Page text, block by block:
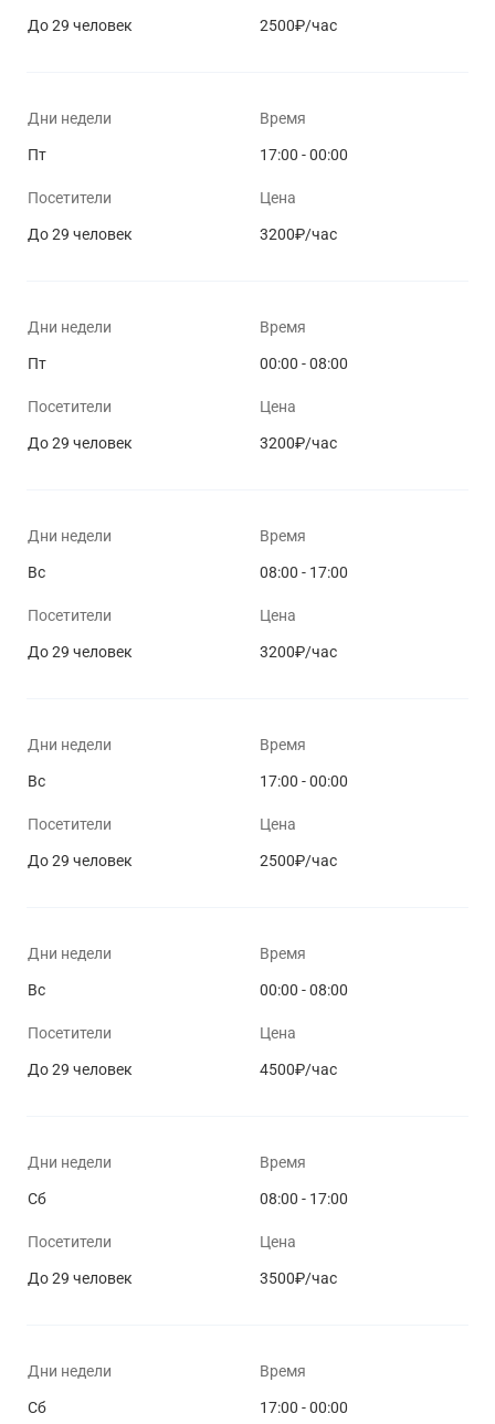
До 29 человек 2500₽/час
Дни недели
Пт
Время
17:00 - 00:00
Посетители
До 29 человек
Цена
3200₽/час
Дни недели
Пт
Время
00:00 - 08:00
Посетители
До 29 человек
Цена
3200₽/час
Дни недели
Вс
Время
08:00 - 17:00
Посетители
До 29 человек
Цена
3200₽/час
Дни недели
Вс
Время
17:00 - 00:00
Посетители
До 29 человек
Цена
2500₽/час
Дни недели
Вс
Время
00:00 - 08:00
Посетители
До 29 человек
Цена
4500₽/час
Дни недели
Сб
Время
08:00 - 17:00
Посетители
До 29 человек
Цена
3500₽/час
Дни недели
Сб
Время
17:00 - 00:00